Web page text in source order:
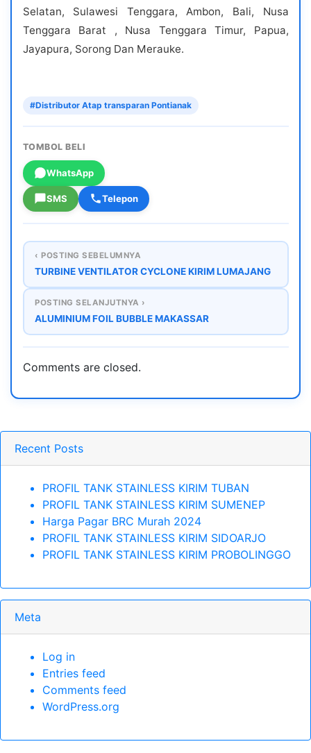
Selatan, Sulawesi Tenggara, Ambon, Bali, Nusa
Tenggara Barat , Nusa Tenggara Timur, Papua,
Jayapura, Sorong Dan Merauke.
#Distributor Atap transparan Pontianak
TOMBOL BELI
WhatsApp
SMS Telepon
‹ POSTING SEBELUMNYA
TURBINE VENTILATOR CYCLONE KIRIM LUMAJANG
POSTING SELANJUTNYA ›
ALUMINIUM FOIL BUBBLE MAKASSAR
Comments are closed.
Recent Posts
PROFIL TANK STAINLESS KIRIM TUBAN
PROFIL TANK STAINLESS KIRIM SUMENEP
Harga Pagar BRC Murah 2024
PROFIL TANK STAINLESS KIRIM SIDOARJO
PROFIL TANK STAINLESS KIRIM PROBOLINGGO
Meta
Log in
Entries feed
Comments feed
WordPress.org